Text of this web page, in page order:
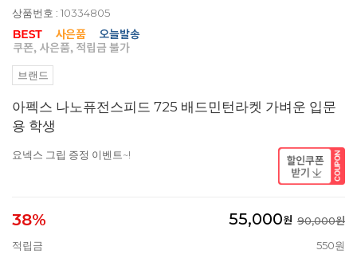
상품번호 : 10334805
브랜드
아펙스 나노퓨전스피드 725 배드민턴라켓 가벼운 입문
용 학생
요넥스 그립 증정 이벤트~!
38% 55,000원 90,000원
적립금
550원